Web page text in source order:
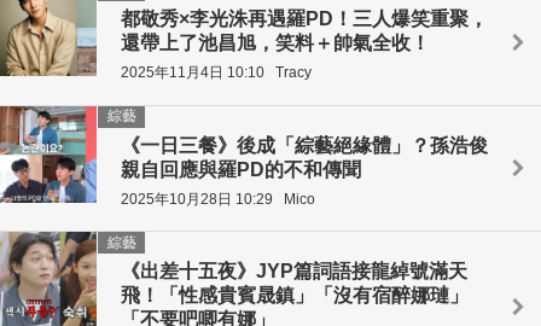
都敬秀×李光洙再遇羅PD！三人爆笑重聚，
還帶上了池昌旭，笑料＋帥氣全收！
2025年11月4日 10:10 Tracy
《一日三餐》後成「綜藝絕緣體」？孫浩俊
親自回應與羅PD的不和傳聞
綜藝
2025年10月28日 10:29 Mico
《出差十五夜》JYP篇詞語接龍綽號滿天
飛！「性感貴賓晟鎮」「沒有宿醉娜璉」
「不要吧唧有娜」
綜藝